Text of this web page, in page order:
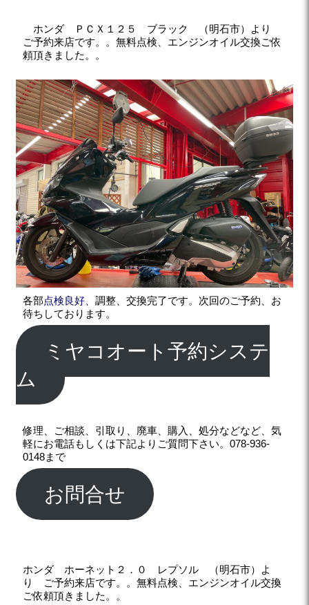
ホンダ ＰＣＸ１２５ ブラック （明石市）より
ご予約来店です。。無料点検、エンジンオイル交換ご依
頼頂きました。。
各部点検良好、調整、交換完了です。次回のご予約、お
待ちしております。
ミヤコオート予約システ
ム
修理、ご相談、引取り、廃車、購入、処分などなど、気
軽にお電話もしくは下記よりご質問下さい。078-936-
0148まで
お問合せ
ホンダ ホーネット２．０ レプソル （明石市）よ
り ご予約来店です。。無料点検、エンジンオイル交換
ご依頼頂きました。。